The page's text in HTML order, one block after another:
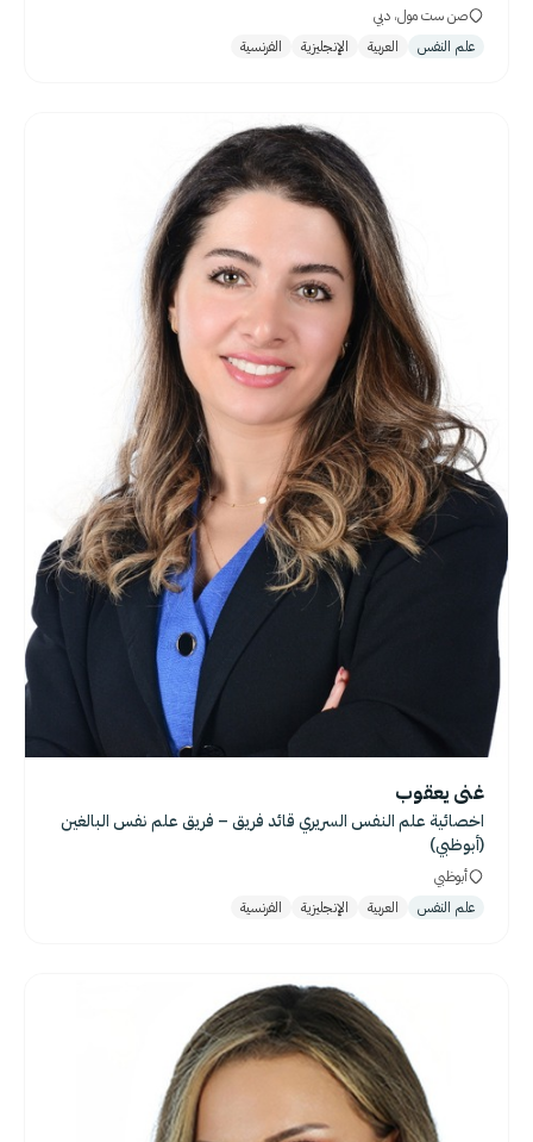
صن ست مول، دبي
علم النفس
العربية الإنجليزية الفرنسية
غنى يعقوب
اخصائية علم النفس السريري قائد فريق – فريق علم نفس البالغين
(أبوظبي)
أبوظبي
علم النفس
العربية الإنجليزية الفرنسية